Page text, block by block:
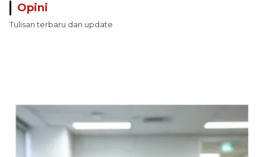
Opini
Tulisan terbaru dan update